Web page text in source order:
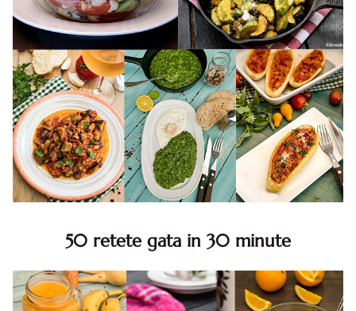
50 retete gata in 30 minute
minute. Retete rapide. Retete rapide de mancare. Idei
retete mancare rapid